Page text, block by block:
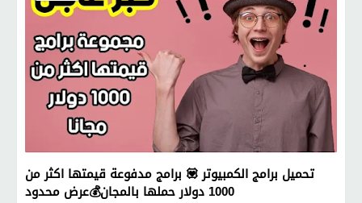
تحميل برامج الكمبيوتر 💟 برامج مدفوعة قيمتها اكثر من
1000 دولار حملها بالمجان💰عرض محدود